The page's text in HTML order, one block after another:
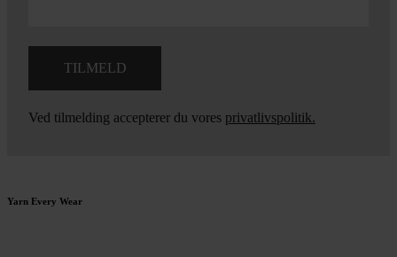
Ved tilmelding accepterer du vores privatlivspolitik.
Yarn Every Wear